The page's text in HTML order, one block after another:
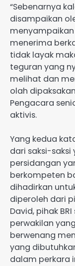
“Sebenarnya
disampaikan
menyampaikan
menerima
tidak layak
teguran yang
melihat dan
olah
Pengacara
aktivis.
Yang kedua
dari saksi-
persidangan
berkompeten
dihadirkan
diperoleh dari
David, pihak
perwakilan
berwenang
yang
dalam perkara